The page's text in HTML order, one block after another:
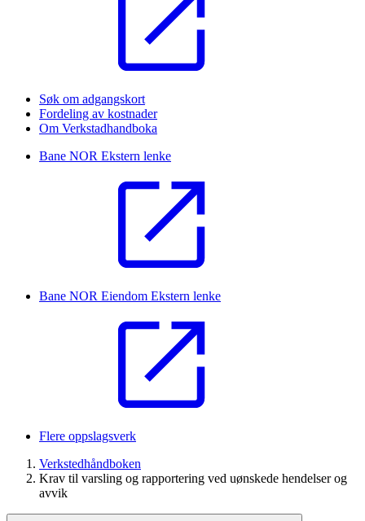
Søk om adgangskort
Fordeling av kostnader
Om Verkstadhandboka
Bane NOR Ekstern lenke
Bane NOR Eiendom Ekstern lenke
Flere oppslagsverk
Verkstedhåndboken
Krav til varsling og rapportering ved uønskede hendelser og
avvik